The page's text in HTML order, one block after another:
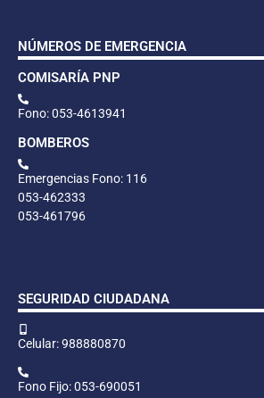
NÚMEROS DE EMERGENCIA
COMISARÍA PNP
Fono: 053-4613941
BOMBEROS
Emergencias Fono: 116
053-462333
053-461796
SEGURIDAD CIUDADANA
Celular: 988880870
Fono Fijo: 053-690051